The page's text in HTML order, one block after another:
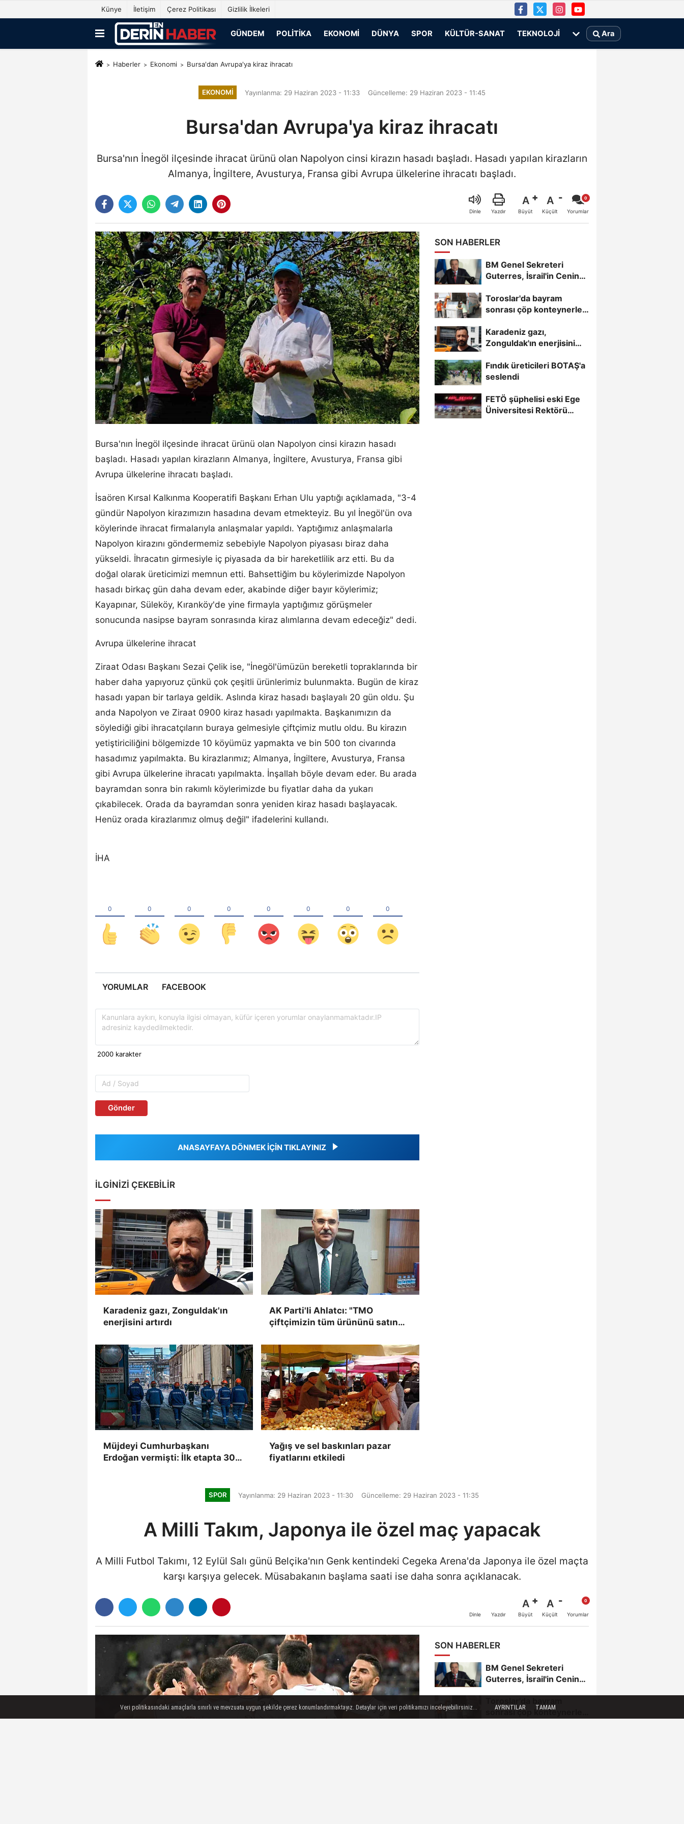
Künye İletişim Çerez Politikası Gizlilik İlkeleri
GÜNDEM POLITIKA EKONOMI DÜNYA SPOR KÜLTÜR-SANAT TEKNOLOJI Ara
Haberler Ekonomi Bursa'dan Avrupa'ya kiraz ihracatı
EKONOMI Yayınlanma: 29 Haziran 2023 - 11:33 Güncelleme: 29 Haziran 2023 - 11:45
Bursa'dan Avrupa'ya kiraz ihracatı
Bursa'nın İnegöl ilçesinde ihracat ürünü olan Napolyon cinsi kirazın hasadı başladı. Hasadı yapılan kirazların
Almanya, İngiltere, Avusturya, Fransa gibi Avrupa ülkelerine ihracatı başladı.
Dinle Yazdır
A
Büyüt
A
Küçült Yorumlar
Bursa'nın İnegöl ilçesinde ihracat ürünü olan Napolyon cinsi kirazın hasadı
başladı. Hasadı yapılan kirazların Almanya, İngiltere, Avusturya, Fransa gibi
Avrupa ülkelerine ihracatı başladı.
İsaören Kırsal Kalkınma Kooperatifi Başkanı Erhan Ulu yaptığı açıklamada, "3-4
gündür Napolyon kirazımızın hasadına devam etmekteyiz. Bu yıl İnegöl'ün ova
köylerinde ihracat firmalarıyla anlaşmalar yapıldı. Yaptığımız anlaşmalarla
Napolyon kirazını göndermemiz sebebiyle Napolyon piyasası biraz daha
yükseldi. İhracatın girmesiyle iç piyasada da bir hareketlilik arz etti. Bu da
doğal olarak üreticimizi memnun etti. Bahsettiğim bu köylerimizde Napolyon
hasadı birkaç gün daha devam eder, akabinde diğer bayır köylerimiz;
Kayapınar, Süleköy, Kıranköy'de yine firmayla yaptığımız görüşmeler
sonucunda nasipse bayram sonrasında kiraz alımlarına devam edeceğiz" dedi.
Avrupa ülkelerine ihracat
Ziraat Odası Başkanı Sezai Çelik ise, "İnegöl'ümüzün bereketli topraklarında bir
haber daha yapıyoruz çünkü çok çeşitli ürünlerimiz bulunmakta. Bugün de kiraz
hasadı yapan bir tarlaya geldik. Aslında kiraz hasadı başlayalı 20 gün oldu. Şu
anda Napolyon ve Ziraat 0900 kiraz hasadı yapılmakta. Başkanımızın da
söylediği gibi ihracatçıların buraya gelmesiyle çiftçimiz mutlu oldu. Bu kirazın
yetiştiriciliğini bölgemizde 10 köyümüz yapmakta ve bin 500 ton civarında
hasadımız yapılmakta. Bu kirazlarımız; Almanya, İngiltere, Avusturya, Fransa
gibi Avrupa ülkelerine ihracatı yapılmakta. İnşallah böyle devam eder. Bu arada
bayramdan sonra bin rakımlı köylerimizde bu fiyatlar daha da yukarı
çıkabilecek. Orada da bayramdan sonra yeniden kiraz hasadı başlayacak.
Henüz orada kirazlarımız olmuş değil" ifadelerini kullandı.
İHA
YORUMLAR FACEBOOK
Gönder
ANASAYFAYA DÖNMEK İÇİN TIKLAYINIZ
İLGINIZI ÇEKEBILIR
Karadeniz gazı, Zonguldak'ın
enerjisini artırdı
AK Parti'li Ahlatcı: "TMO
çiftçimizin tüm ürününü satın
Müjdeyi Cumhurbaşkanı
Erdoğan vermişti: İlk etapta 300
Yağış ve sel baskınları pazar
fiyatlarını etkiledi
SON HABERLER
BM Genel Sekreteri
Guterres, İsrail'in Cenin
Toroslar'da bayram
sonrası çöp konteynerleri
Karadeniz gazı,
Zonguldak'ın enerjisini
Fındık üreticileri BOTAŞ'a
seslendi
FETÖ şüphelisi eski Ege
Üniversitesi Rektörü
SPOR Yayınlanma: 29 Haziran 2023 - 11:30 Güncelleme: 29 Haziran 2023 - 11:35
A Milli Takım, Japonya ile özel maç yapacak
A Milli Futbol Takımı, 12 Eylül Salı günü Belçika'nın Genk kentindeki Cegeka Arena'da Japonya ile özel maçta
karşı karşıya gelecek. Müsabakanın başlama saati ise daha sonra açıklanacak.
Dinle Yazdır
A
Büyüt
A
Küçült Yorumlar
SON HABERLER
BM Genel Sekreteri
Guterres, İsrail'in Cenin
sonrası çöp konteynerleri
Veri politikasındaki amaçlarla sınırlı ve mevzuata uygun şekilde çerez konumlandırmaktayız. Detaylar için veri politikamızı inceleyebilirsiniz... AYRINTILAR TAMAM